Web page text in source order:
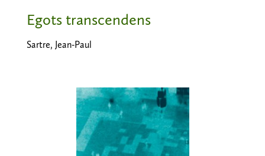
Egots transcendens
Sartre, Jean-Paul